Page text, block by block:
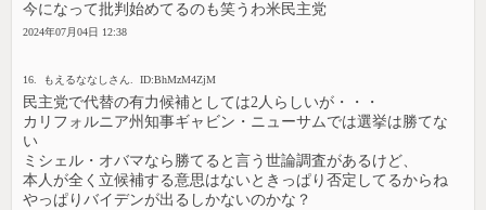
今になって批判始めてるのも笑うわ米民主党
2024年07月04日 12:38
16. もえるななしさん. ID:BhMzM4ZjM
民主党で代替の有力候補としては2人らしいが・・・
カリフォルニア州知事ギャビン・ニューサムでは選挙は勝てな
い
ミシェル・オバマなら勝てると言う世論調査があるけど、
本人が全く立候補する意思はないときっぱり否定してるからね
やっぱりバイデンが出るしかないのかな？